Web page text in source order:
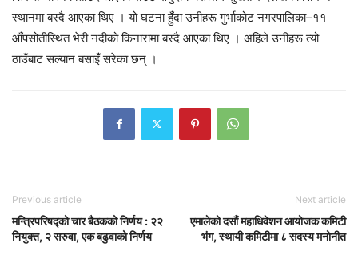
स्थानमा बस्दै आएका थिए । यो घटना हुँदा उनीहरू गुर्भाकोट नगरपालिका–११
आँपसोतीस्थित भेरी नदीको किनारामा बस्दै आएका थिए । अहिले उनीहरू त्यो
ठाउँबाट सल्यान बसाइँ सरेका छन् ।
Previous article
मन्त्रिपरिषद्को चार बैठकको निर्णय : २२
नियुक्त, २ सरुवा, एक बढुवाको निर्णय
Next article
एमालेको दसौं महाधिवेशन आयोजक कमिटी
भंग, स्थायी कमिटीमा ८ सदस्य मनोनीत